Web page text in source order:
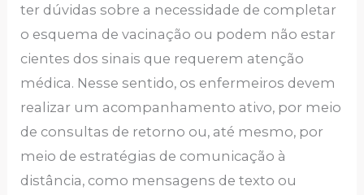
ter dúvidas sobre a necessidade de completar
o esquema de vacinação ou podem não estar
cientes dos sinais que requerem atenção
médica. Nesse sentido, os enfermeiros devem
realizar um acompanhamento ativo, por meio
de consultas de retorno ou, até mesmo, por
meio de estratégias de comunicação à
distância, como mensagens de texto ou